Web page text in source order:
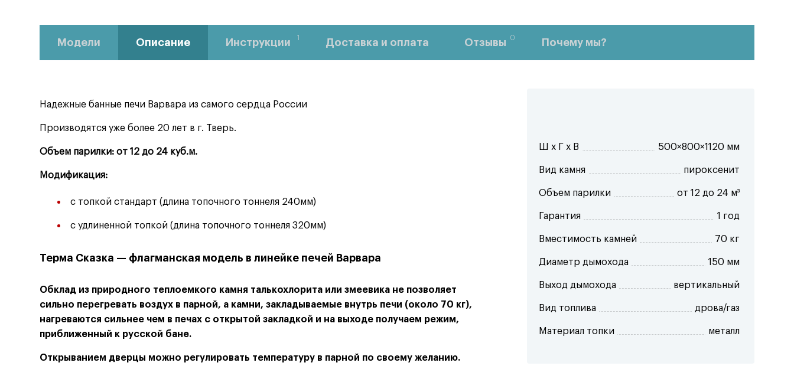
Модели Описание Инструкции 1 Доставка и оплата Отзывы 0 Почему мы?
Надежные банные печи Варвара из самого сердца России
Производятся уже более 20 лет в г. Тверь.
Объем парилки: от 12 до 24 куб.м.
Модификация:
с топкой стандарт (длина топочного тоннеля 240мм)
с удлиненной топкой (длина топочного тоннеля 320мм)
Терма Сказка — флагманская модель в линейке печей Варвара
Обклад из природного теплоемкого камня талькохлорита или змеевика не позволяет
сильно перегревать воздух в парной, а камни, закладываемые внутрь печи (около 70 кг),
нагреваются сильнее чем в печах с открытой закладкой и на выходе получаем режим,
приближенный к русской бане.
Открыванием дверцы можно регулировать температуру в парной по своему желанию.
Ш x Г x В 500×800×1120 мм
Вид камня пироксенит
Объем парилки от 12 до 24 м³
Гарантия 1 год
Вместимость камней 70 кг
Диаметр дымохода 150 мм
Выход дымохода вертикальный
Вид топлива дрова/газ
Материал топки металл